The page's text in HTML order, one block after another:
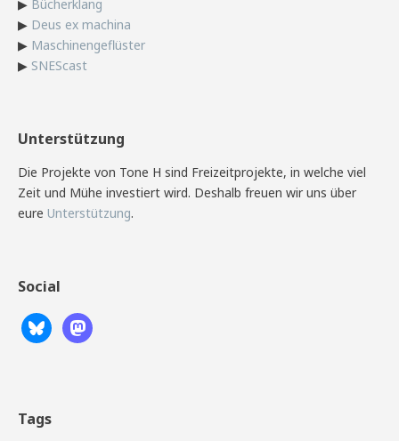
▶ Bücherklang
▶ Deus ex machina
▶ Maschinengeflüster
▶ SNEScast
Unterstützung
Die Projekte von Tone H sind Freizeitprojekte, in welche viel
Zeit und Mühe investiert wird. Deshalb freuen wir uns über
eure Unterstützung.
Social
Tags